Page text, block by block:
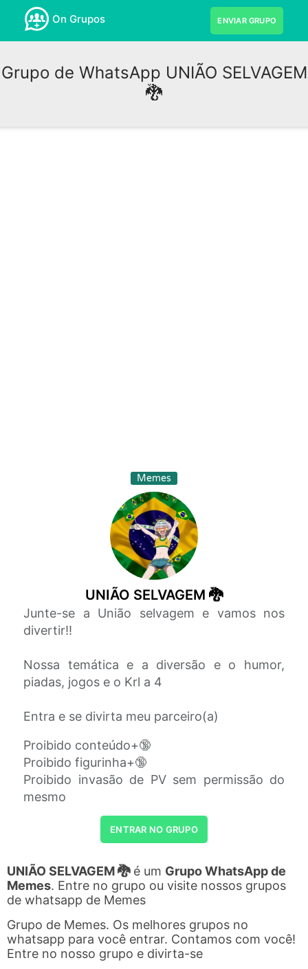
On Grupos ENVIAR GRUPO
Grupo de WhatsApp UNIÃO SELVAGEM
🐉
Memes
UNIÃO SELVAGEM 🐉
Junte-se a União selvagem e vamos nos
divertir!!
Nossa temática e a diversão e o humor,
piadas, jogos e o Krl a 4
Entra e se divirta meu parceiro(a)
Proibido conteúdo+🔞
Proibido figurinha+🔞
Proibido invasão de PV sem permissão do
mesmo
ENTRAR NO GRUPO
UNIÃO SELVAGEM 🐉é um Grupo WhatsApp de
Memes. Entre no grupo ou visite nossos grupos
de whatsapp de Memes
Grupo de Memes. Os melhores grupos no
whatsapp para você entrar. Contamos com você!
Entre no nosso grupo e divirta-se